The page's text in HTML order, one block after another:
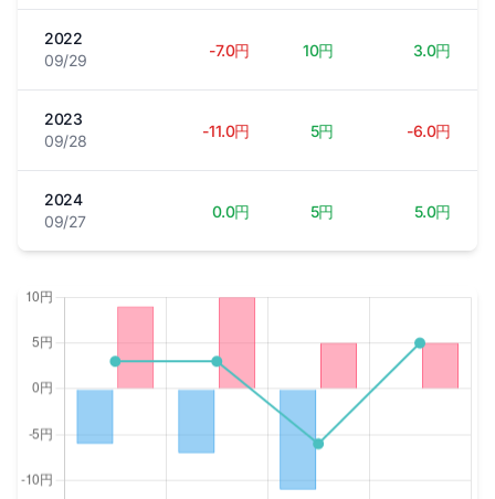
2022
09/29
-7.0円 10円 3.0円
2023
09/28
-11.0円 5円 -6.0円
2024
09/27
0.0円 5円 5.0円